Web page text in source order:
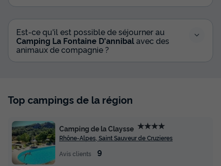
Est-ce qu'il est possible de séjourner au
Camping La Fontaine D'annibalavec des
animaux de compagnie ?
Top campings de la région
Camping de la Claysse ★★★★
Rhône-Alpes, Saint Sauveur de Cruzieres
Avis clients
9